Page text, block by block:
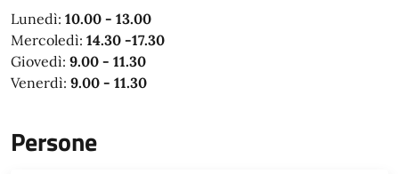
Lunedì: 10.00 - 13.00
Mercoledì: 14.30 -17.30
Giovedì: 9.00 - 11.30
Venerdì: 9.00 - 11.30
Persone